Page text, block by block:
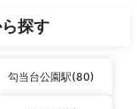
探す
勾当台公園駅(80)